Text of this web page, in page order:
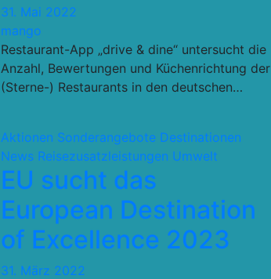
31. Mai 2022
mango
Restaurant-App „drive & dine“ untersucht die
Anzahl, Bewertungen und Küchenrichtung der
(Sterne-) Restaurants in den deutschen…
Aktionen Sonderangebote Destinationen
News Reisezusatzleistungen Umwelt
EU sucht das
European Destination
of Excellence 2023
31. März 2022